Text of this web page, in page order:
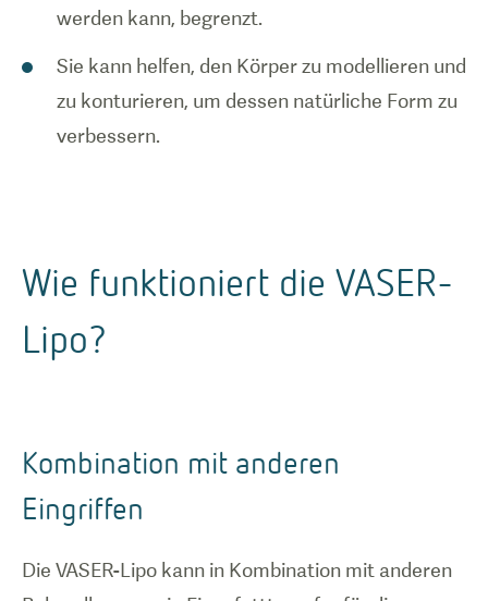
werden kann, begrenzt.
Sie kann helfen, den Körper zu modellieren und
zu konturieren, um dessen natürliche Form zu
verbessern.
Wie funktioniert die VASER-
Lipo?
Kombination mit anderen
Eingriffen
Die VASER-Lipo kann in Kombination mit anderen